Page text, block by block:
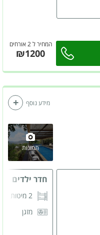
המחיר ל 2 אורחים
₪1200
תמונות
חדר ילדים
2 מיטות קומותיים
מזגן
מידע נוסף